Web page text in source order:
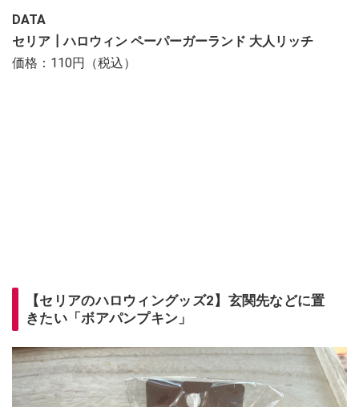
DATA
セリア┃ハロウィン ペーパーガーランド 大人リッチ
価格：110円（税込）
【セリアのハロウィングッズ2】玄関先などに置
きたい「ボアパンプキン」